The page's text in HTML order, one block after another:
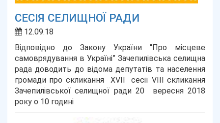
СЕСІЯ СЕЛИЩНОЇ РАДИ
12.09.18
Відповідно до Закону України “Про місцеве
самоврядування в Україні” Зачепилівська селищна
рада доводить до відома депутатів та населення
громади про скликання XVII сесії VIII скликання
Зачепилівської селищної ради 20 вересня 2018
року о 10 годині